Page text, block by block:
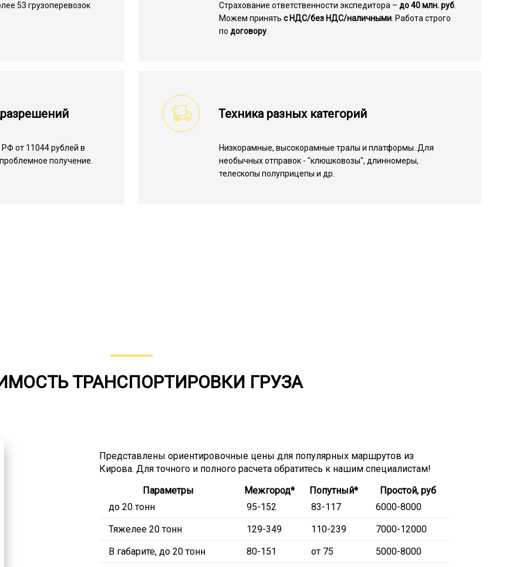
53 грузоперевозок
Страхование ответственности экспедитора –до 40 млн. руб
Можем принятьс НДС/без НДС/наличными . Работа строго
подоговору
от 11044 рублей в
получение.
Техника разных категорий
Низкорамные, высокорамные тралы и платформы. Для
необычных отправок - "клюшковозы", длинномеры,
телескопы полуприцепы и др.
ТРАНСПОРТИРОВКИ ГРУЗА
Представлены ориентировочные цены для популярных маршрутов из
Кирова. Для точного и полного расчета обратитесь к нашим специалистам!
Параметры
Межгород* Попутный*
Простой, руб
до 20 тонн
95-152 83-117
6000-8000
Тяжелее 20 тонн
129-349 110-239
7000-12000
В габарите, до 20 тонн
80-151 от 75 5000-8000